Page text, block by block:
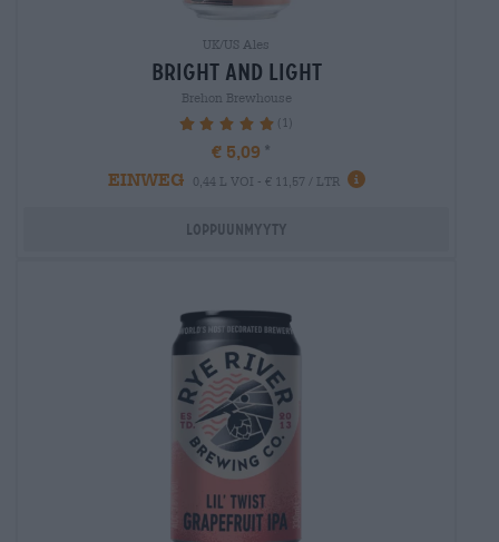
UK/US Ales
bright and light
Brehon Brewhouse
100% (1)
€ 5,09
EINWEG
0,44 L VOI - € 11,57 / LTR
Loppuunmyyty